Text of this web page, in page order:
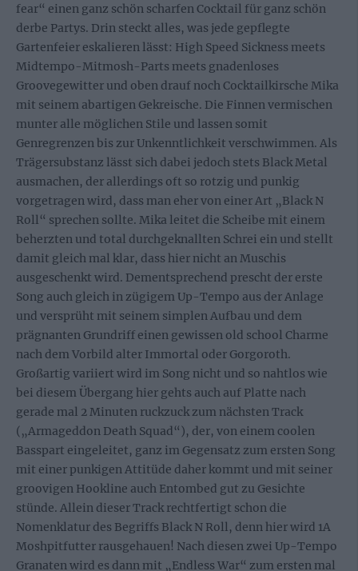
fear“ einen ganz schön scharfen Cocktail für ganz schön
derbe Partys. Drin steckt alles, was jede gepflegte
Gartenfeier eskalieren lässt: High Speed Sickness meets
Midtempo-Mitmosh-Parts meets gnadenloses
Groovegewitter und oben drauf noch Cocktailkirsche Mika
mit seinem abartigen Gekreische. Die Finnen vermischen
munter alle möglichen Stile und lassen somit
Genregrenzen bis zur Unkenntlichkeit verschwimmen. Als
Trägersubstanz lässt sich dabei jedoch stets Black Metal
ausmachen, der allerdings oft so rotzig und punkig
vorgetragen wird, dass man eher von einer Art „Black N
Roll“ sprechen sollte. Mika leitet die Scheibe mit einem
beherzten und total durchgeknallten Schrei ein und stellt
damit gleich mal klar, dass hier nicht an Muschis
ausgeschenkt wird. Dementsprechend prescht der erste
Song auch gleich in zügigem Up-Tempo aus der Anlage
und versprüht mit seinem simplen Aufbau und dem
prägnanten Grundriff einen gewissen old school Charme
nach dem Vorbild alter Immortal oder Gorgoroth.
Großartig variiert wird im Song nicht und so nahtlos wie
bei diesem Übergang hier gehts auch auf Platte nach
gerade mal 2 Minuten ruckzuck zum nächsten Track
(„Armageddon Death Squad“), der, von einem coolen
Basspart eingeleitet, ganz im Gegensatz zum ersten Song
mit einer punkigen Attitüde daher kommt und mit seiner
groovigen Hookline auch Entombed gut zu Gesichte
stünde. Allein dieser Track rechtfertigt schon die
Nomenklatur des Begriffs Black N Roll, denn hier wird 1A
Moshpitfutter rausgehauen! Nach diesen zwei Up-Tempo
Granaten wird es dann mit „Endless War“ zum ersten mal